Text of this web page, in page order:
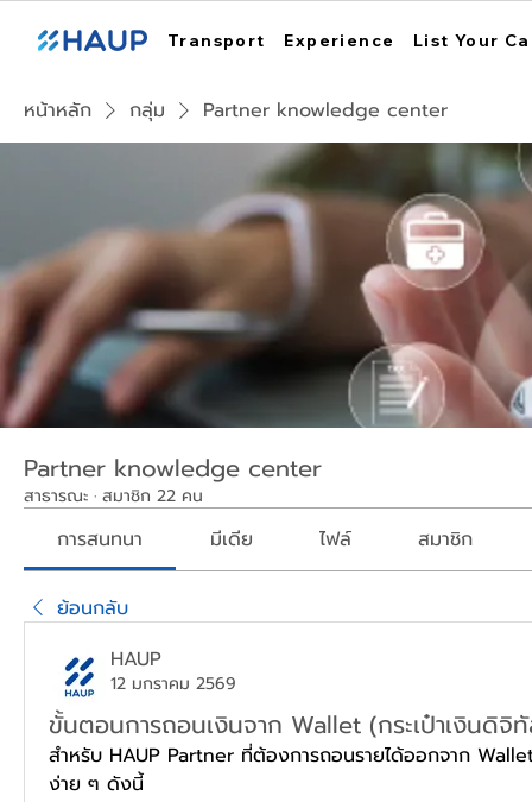
Transport Experience List Your
หน้าหลัก กลุ่ม Partner knowledge center
Partner knowledge center
สาธารณะ · สมาชิก 22 คน
การสนทนา มีเดีย ไฟล์ สมาชิก
ย้อนกลับ
HAUP
12 มกราคม 2569
ขั้นตอนการถอนเงินจาก Wallet (กระเป๋าเงินดิจิ
สำหรับ HAUP Partner ที่ต้องการถอนรายได้ออกจาก
ง่าย ๆ ดังนี้